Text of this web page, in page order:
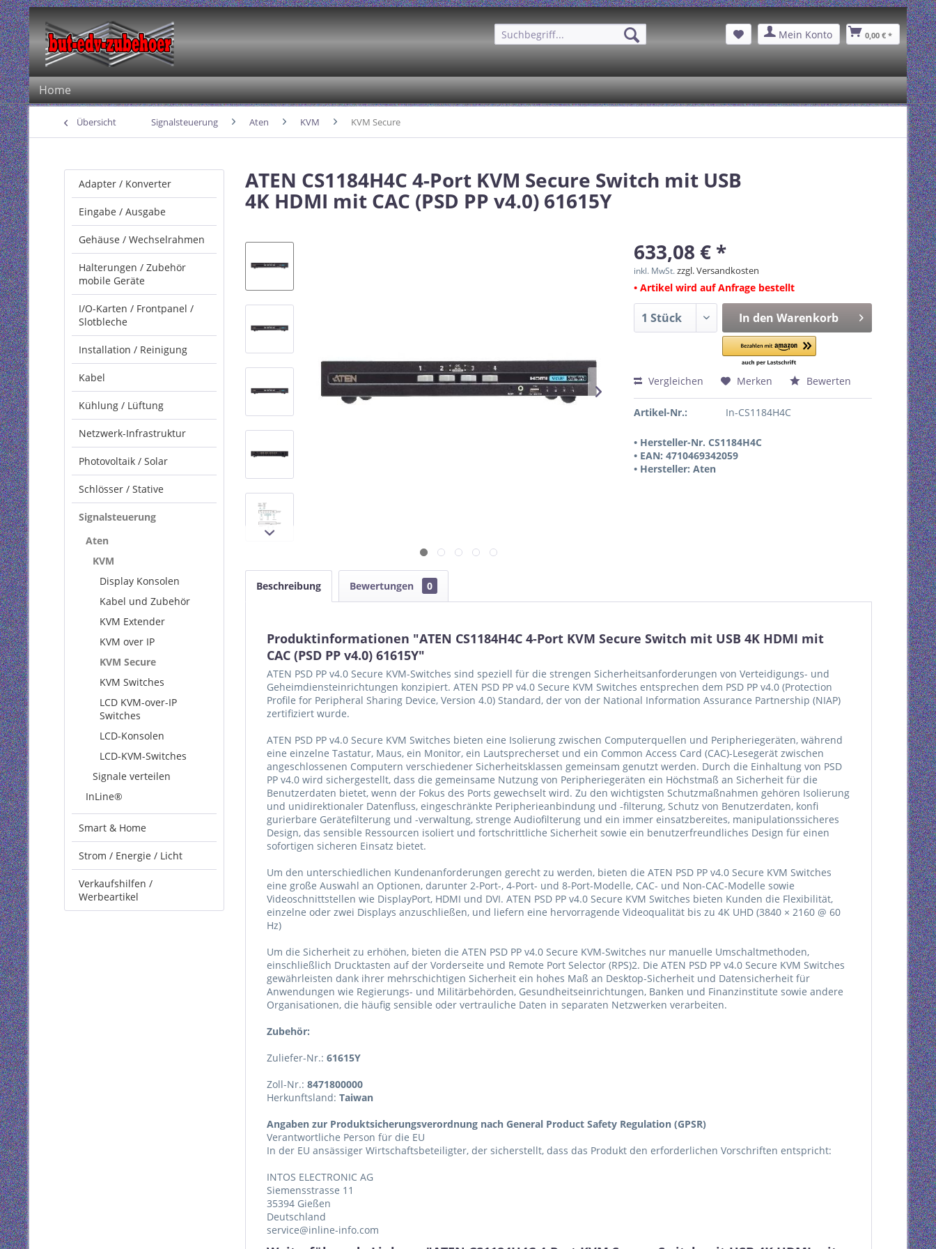
Mein Konto 0,00 € *
Home
Übersicht Signalsteuerung Aten KVM KVM Secure
Adapter / Konverter
Eingabe / Ausgabe
Gehäuse / Wechselrahmen
Halterungen / Zubehör
mobile Geräte
I/O-Karten / Frontpanel /
Slotbleche
Installation / Reinigung
Kabel
Kühlung / Lüftung
Netzwerk-Infrastruktur
Photovoltaik / Solar
Schlösser / Stative
Signalsteuerung
Aten
KVM
Display Konsolen
Kabel und Zubehör
KVM Extender
KVM over IP
KVM Secure
KVM Switches
LCD KVM-over-IP
Switches
LCD-Konsolen
LCD-KVM-Switches
Signale verteilen
InLine®
Smart & Home
Strom / Energie / Licht
Verkaufshilfen /
Werbeartikel
ATEN CS1184H4C 4-Port KVM Secure Switch mit USB
4K HDMI mit CAC (PSD PP v4.0) 61615Y
633,08 € *
inkl. MwSt.zzgl. Versandkosten
• Artikel wird auf Anfrage bestellt
In den Warenkorb
Vergleichen Merken Bewerten
Artikel-Nr.: In-CS1184H4C
• Hersteller-Nr. CS1184H4C
• EAN: 4710469342059
• Hersteller: Aten
Beschreibung Bewertungen 0
Produktinformationen "ATEN CS1184H4C 4-Port KVM Secure Switch mit USB 4K HDMI mit
CAC (PSD PP v4.0) 61615Y"
ATEN PSD PP v4.0 Secure KVM-Switches sind speziell für die strengen Sicherheitsanforderungen von Verteidigungs- und
Geheimdiensteinrichtungen konzipiert. ATEN PSD PP v4.0 Secure KVM Switches entsprechen dem PSD PP v4.0 (Protection
Profile for Peripheral Sharing Device, Version 4.0) Standard, der von der National Information Assurance Partnership (NIAP)
zertifiziert wurde.
ATEN PSD PP v4.0 Secure KVM Switches bieten eine Isolierung zwischen Computerquellen und Peripheriegeräten, während
eine einzelne Tastatur, Maus, ein Monitor, ein Lautsprecherset und ein Common Access Card (CAC)-Lesegerät zwischen
angeschlossenen Computern verschiedener Sicherheitsklassen gemeinsam genutzt werden. Durch die Einhaltung von PSD
PP v4.0 wird sichergestellt, dass die gemeinsame Nutzung von Peripheriegeräten ein Höchstmaß an Sicherheit für die
Benutzerdaten bietet, wenn der Fokus des Ports gewechselt wird. Zu den wichtigsten Schutzmaßnahmen gehören Isolierung
und unidirektionaler Datenfluss, eingeschränkte Peripherieanbindung und -filterung, Schutz von Benutzerdaten, konfi
gurierbare Gerätefilterung und -verwaltung, strenge Audiofilterung und ein immer einsatzbereites, manipulationssicheres
Design, das sensible Ressourcen isoliert und fortschrittliche Sicherheit sowie ein benutzerfreundliches Design für einen
sofortigen sicheren Einsatz bietet.
Um den unterschiedlichen Kundenanforderungen gerecht zu werden, bieten die ATEN PSD PP v4.0 Secure KVM Switches
eine große Auswahl an Optionen, darunter 2-Port-, 4-Port- und 8-Port-Modelle, CAC- und Non-CAC-Modelle sowie
Videoschnittstellen wie DisplayPort, HDMI und DVI. ATEN PSD PP v4.0 Secure KVM Switches bieten Kunden die Flexibilität,
einzelne oder zwei Displays anzuschließen, und liefern eine hervorragende Videoqualität bis zu 4K UHD (3840 × 2160 @ 60
Hz)
Um die Sicherheit zu erhöhen, bieten die ATEN PSD PP v4.0 Secure KVM-Switches nur manuelle Umschaltmethoden,
einschließlich Drucktasten auf der Vorderseite und Remote Port Selector (RPS)2. Die ATEN PSD PP v4.0 Secure KVM Switches
gewährleisten dank ihrer mehrschichtigen Sicherheit ein hohes Maß an Desktop-Sicherheit und Datensicherheit für
Anwendungen wie Regierungs- und Militärbehörden, Gesundheitseinrichtungen, Banken und Finanzinstitute sowie andere
Organisationen, die häufig sensible oder vertrauliche Daten in separaten Netzwerken verarbeiten.
Zubehör:
Zuliefer-Nr.: 61615Y
Zoll-Nr.: 8471800000
Herkunftsland: Taiwan
Angaben zur Produktsicherungsverordnung nach General Product Safety Regulation (GPSR)
Verantwortliche Person für die EU
In der EU ansässiger Wirtschaftsbeteiligter, der sicherstellt, dass das Produkt den erforderlichen Vorschriften entspricht:
INTOS ELECTRONIC AG
Siemensstrasse 11
35394 Gießen
Deutschland
service@inline-info.com